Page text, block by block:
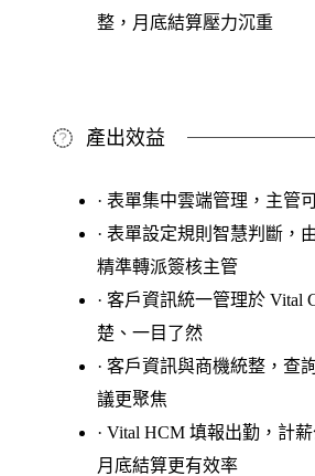
整，月底結算壓力沉重
產出效益
· 表單集中雲端管理，主管
· 表單設定規則智慧判斷，
精準轉派簽核主管
· 客戶資訊統一管理於 Vital
楚、一目了然
· 客戶資訊與商機統整，查
議更聚焦
· Vital HCM 填報出勤，計
月底結算更有效率